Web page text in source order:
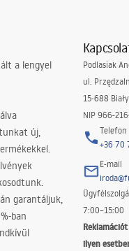
a lengyel
új,
garantáljuk,
ban
Podlasiak
ul.
15-688
NIP 966-
Telefon
+36 70
E-mail
7:00–15:00
ilyen